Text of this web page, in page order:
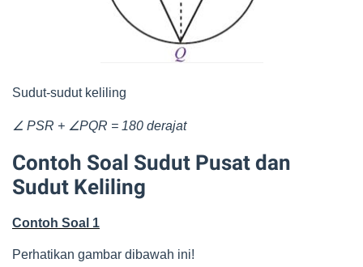
Sudut-sudut keliling
∠ PSR + ∠PQR = 180 derajat
Contoh Soal Sudut Pusat dan
Sudut Keliling
Contoh Soal 1
Perhatikan gambar dibawah ini!